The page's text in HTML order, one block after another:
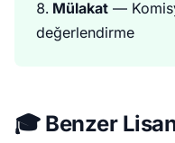
Mülakat —
değerlendirme
🎓 Benzer